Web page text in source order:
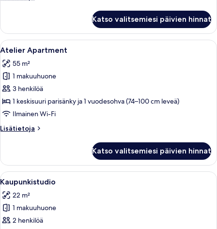
Katso valitsemiesi päivien hinnat
Avaa
kaikki
huonetyypin
Atelier
Apartment
kuvat
Moderni olohuone, jossa on sohva ja
15
Atelier Apartment
55 m²
1 makuuhuone
3 henkilöä
1 keskisuuri parisänky ja 1 vuodesohva (74–100 cm leveä)
Ilmainen Wi-Fi
Lisätietoja
Lisätietoja
Katso valitsemiesi päivien hinnat
Avaa
kaikki
huonetyypin
Kaupunkistudio
kuvat
Moderni, hyvin valaistu huone,
16
Kaupunkistudio
22 m²
1 makuuhuone
2 henkilöä